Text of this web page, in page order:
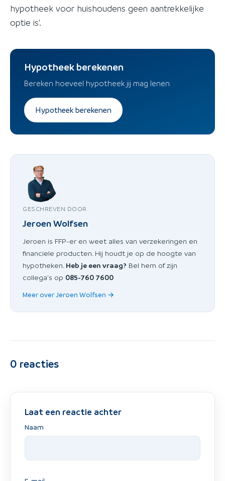
hypotheek voor huishoudens geen aantrekkelijke
optie is'.
Hypotheek berekenen
Bereken hoeveel hypotheek jij mag lenen
Hypotheek berekenen
GESCHREVEN DOOR
Jeroen Wolfsen
Jeroen is FFP-er en weet alles van verzekeringen en
financiele producten. Hij houdt je op de hoogte van
hypotheken. Heb je een vraag? Bel hem of zijn
collega's op 085-760 7600
Meer over Jeroen Wolfsen →
0 reacties
Laat een reactie achter
Naam